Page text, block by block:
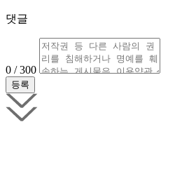
댓글
0 / 300